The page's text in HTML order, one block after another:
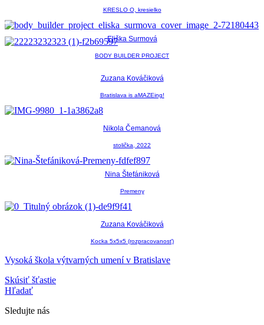
KRESLO O, kresielko
Eliška Surmová
BODY BUILDER PROJECT
Zuzana Kováčiková
Bratislava is aMAZEing!
Nikola Čemanová
stolička, 2022
Nina Štefániková
Premeny
Zuzana Kováčiková
Kocka 5x5x5 (rozpracovanosť)
Vysoká škola výtvarných umení v Bratislave
Skúsiť šťastie
Hľadať
Sledujte nás